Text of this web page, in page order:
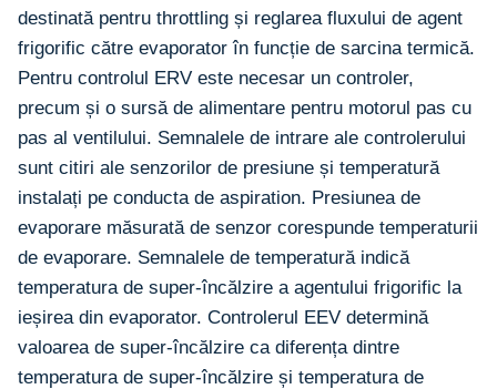
destinată pentru throttling și reglarea fluxului de agent
frigorific către evaporator în funcție de sarcina termică.
Pentru controlul ERV este necesar un controler,
precum și o sursă de alimentare pentru motorul pas cu
pas al ventilului. Semnalele de intrare ale controlerului
sunt citiri ale senzorilor de presiune și temperatură
instalați pe conducta de aspiration. Presiunea de
evaporare măsurată de senzor corespunde temperaturii
de evaporare. Semnalele de temperatură indică
temperatura de super-încălzire a agentului frigorific la
ieșirea din evaporator. Controlerul EEV determină
valoarea de super-încălzire ca diferența dintre
temperatura de super-încălzire și temperatura de